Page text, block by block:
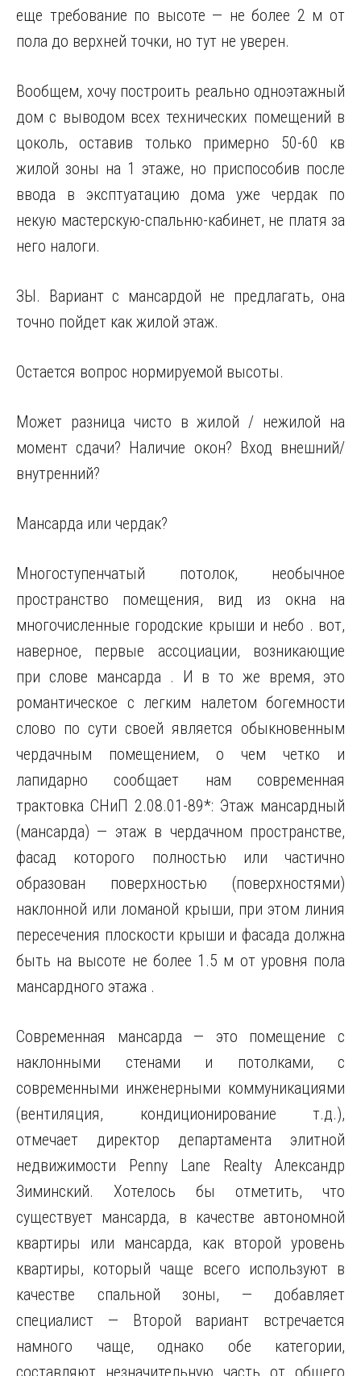
еще требование по высоте — не более 2 м от
пола до верхней точки, но тут не уверен.
Вообщем, хочу построить реально одноэтажный
дом с выводом всех технических помещений в
цоколь, оставив только примерно 50-60 кв
жилой зоны на 1 этаже, но приспособив после
ввода в эксптуатацию дома уже чердак по
некую мастерскую-спальню-кабинет, не платя за
него налоги.
ЗЫ. Вариант с мансардой не предлагать, она
точно пойдет как жилой этаж.
Остается вопрос нормируемой высоты.
Может разница чисто в жилой / нежилой на
момент сдачи? Наличие окон? Вход внешний/
внутренний?
Мансарда или чердак?
Многоступенчатый потолок, необычное
пространство помещения, вид из окна на
многочисленные городские крыши и небо . вот,
наверное, первые ассоциации, возникающие
при слове мансарда . И в то же время, это
романтическое с легким налетом богемности
слово по сути своей является обыкновенным
чердачным помещением, о чем четко и
лапидарно сообщает нам современная
трактовка СНиП 2.08.01-89*: Этаж мансардный
(мансарда) — этаж в чердачном пространстве,
фасад которого полностью или частично
образован поверхностью (поверхностями)
наклонной или ломаной крыши, при этом линия
пересечения плоскости крыши и фасада должна
быть на высоте не более 1.5 м от уровня пола
мансардного этажа .
Современная мансарда — это помещение с
наклонными стенами и потолками, с
современными инженерными коммуникациями
(вентиляция, кондиционирование т.д.),
отмечает директор департамента элитной
недвижимости Penny Lane Realty Александр
Зиминский. Хотелось бы отметить, что
существует мансарда, в качестве автономной
квартиры или мансарда, как второй уровень
квартиры, который чаще всего используют в
качестве спальной зоны, — добавляет
специалист — Второй вариант встречается
намного чаще, однако обе категории,
составляют незначительную часть от общего